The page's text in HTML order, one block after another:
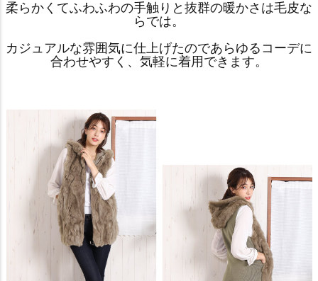
柔らかくてふわふわの手触りと抜群の暖かさは毛皮な
らでは。
カジュアルな雰囲気に仕上げたのであらゆるコーデに
合わせやすく、気軽に着用できます。